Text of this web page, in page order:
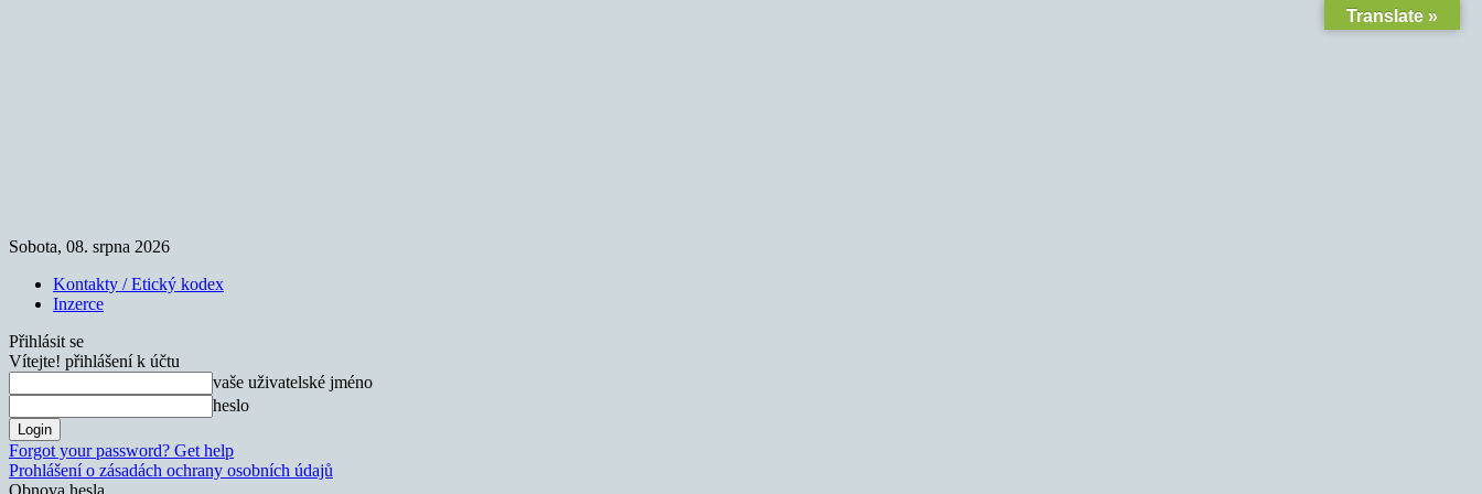
Sobota, 08. srpna 2026
Kontakty / Etický kodex
Inzerce
Přihlásit se
Vítejte! přihlášení k účtu
vaše uživatelské jméno
heslo
Forgot your password? Get help
Prohlášení o zásadách ochrany osobních údajů
Obnova hesla
Translate »